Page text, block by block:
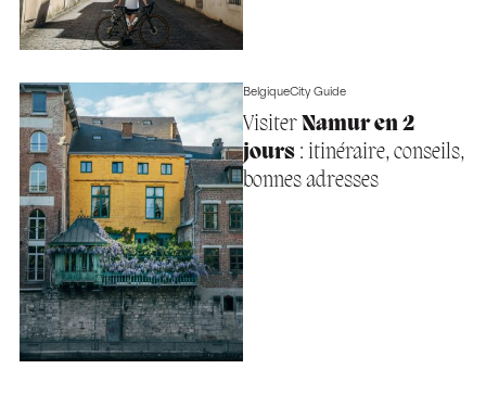
BelgiqueCity Guide
Visiter Namur en 2
jours: itinéraire, conseils,
bonnes adresses